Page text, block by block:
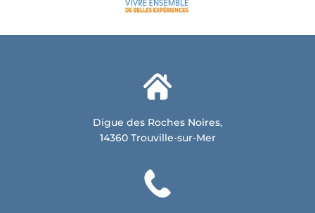
Digue des Roches Noires,
14360 Trouville-sur-Mer